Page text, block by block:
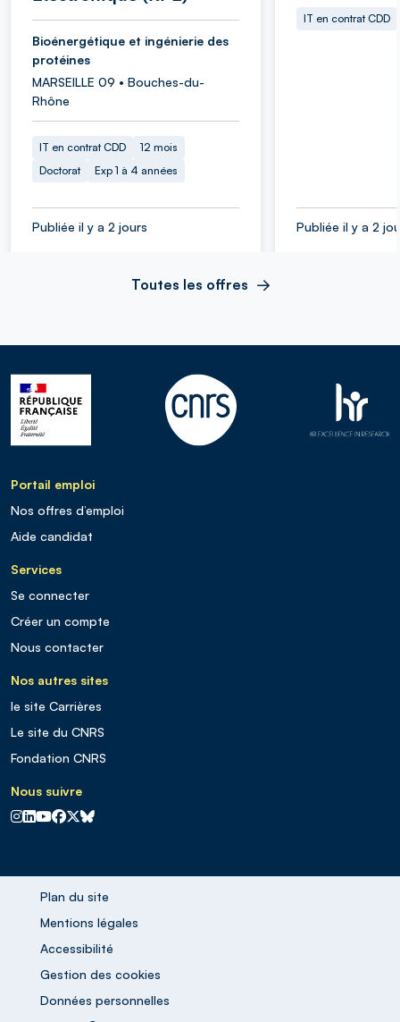
Bioénergétique et ingénierie des
protéines
MARSEILLE 09 • Bouches-du-
Rhône
IT en contrat CDD
12 mois
Doctorat
Exp 1 à 4 années
Publiée il y a 2 jours
IT en contrat CDD
Publiée il y a 2
Toutes les offres
Portail emploi
Nos offres d’emploi
Aide candidat
Services
Se connecter
Créer un compte
Nous contacter
Nos autres sites
le site Carrières
Le site du CNRS
Fondation CNRS
Nous suivre
CNRS sur Instagram
CNRS sur Linkedin
CNRS sur Youtube
CNRS sur Facebook
CNRS sur X
CNRS sur Blus sky
Plan du site
Mentions légales
Accessibilité
Gestion des cookies
Données personnelles